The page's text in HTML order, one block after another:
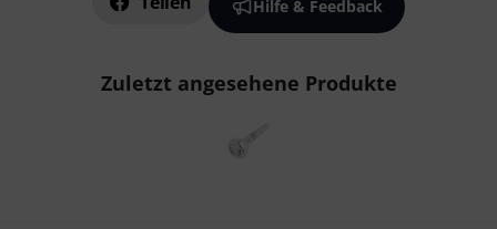
Hilfe & Feedback
Zuletzt angesehene Produkte